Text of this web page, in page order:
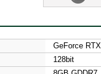
GeForce
128bit